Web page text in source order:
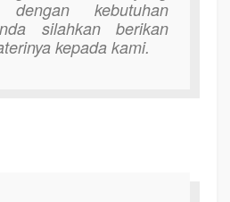
dengan kebutuhan
silahkan berikan
kepada kami.